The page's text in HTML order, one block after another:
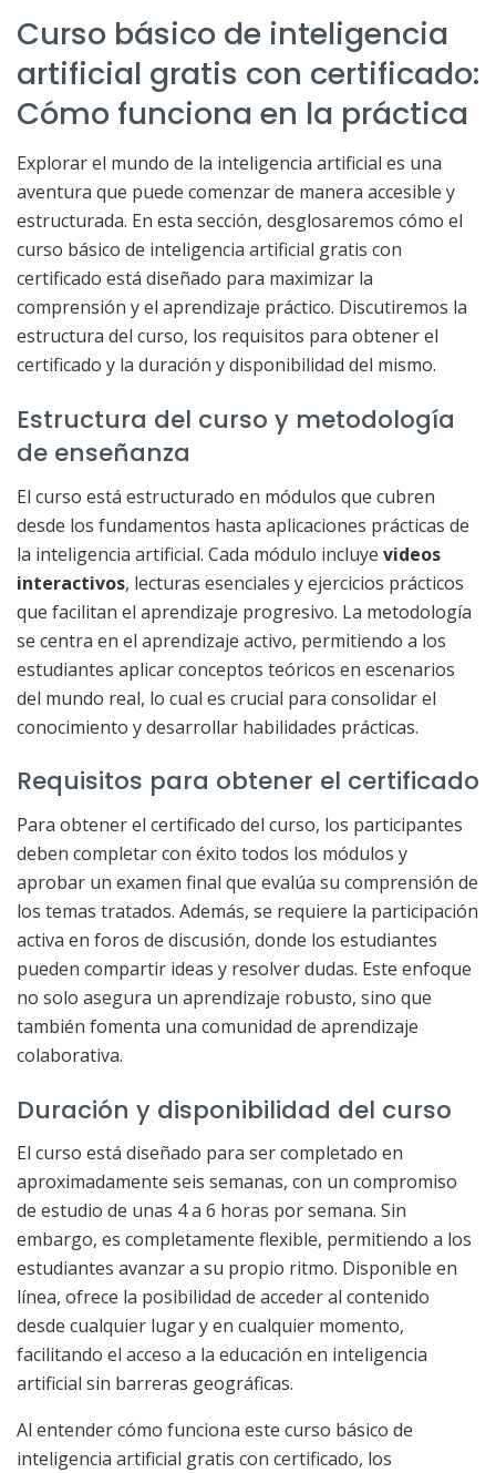
Curso básico de inteligencia
artificial gratis con certificado:
Cómo funciona en la práctica
Explorar el mundo de la inteligencia artificial es una
aventura que puede comenzar de manera accesible y
estructurada. En esta sección, desglosaremos cómo el
curso básico de inteligencia artificial gratis con
certificado está diseñado para maximizar la
comprensión y el aprendizaje práctico. Discutiremos la
estructura del curso, los requisitos para obtener el
certificado y la duración y disponibilidad del mismo.
Estructura del curso y metodología
de enseñanza
El curso está estructurado en módulos que cubren
desde los fundamentos hasta aplicaciones prácticas de
la inteligencia artificial. Cada módulo incluye videos
interactivos, lecturas esenciales y ejercicios prácticos
que facilitan el aprendizaje progresivo. La metodología
se centra en el aprendizaje activo, permitiendo a los
estudiantes aplicar conceptos teóricos en escenarios
del mundo real, lo cual es crucial para consolidar el
conocimiento y desarrollar habilidades prácticas.
Requisitos para obtener el certificado
Para obtener el certificado del curso, los participantes
deben completar con éxito todos los módulos y
aprobar un examen final que evalúa su comprensión de
los temas tratados. Además, se requiere la participación
activa en foros de discusión, donde los estudiantes
pueden compartir ideas y resolver dudas. Este enfoque
no solo asegura un aprendizaje robusto, sino que
también fomenta una comunidad de aprendizaje
colaborativa.
Duración y disponibilidad del curso
El curso está diseñado para ser completado en
aproximadamente seis semanas, con un compromiso
de estudio de unas 4 a 6 horas por semana. Sin
embargo, es completamente flexible, permitiendo a los
estudiantes avanzar a su propio ritmo. Disponible en
línea, ofrece la posibilidad de acceder al contenido
desde cualquier lugar y en cualquier momento,
facilitando el acceso a la educación en inteligencia
artificial sin barreras geográficas.
Al entender cómo funciona este curso básico de
inteligencia artificial gratis con certificado, los